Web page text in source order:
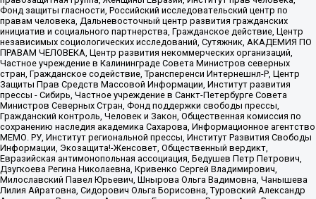
Фонд защиты гласности, Российский исследовательский центр по
правам человека, Дальневосточный центр развития гражданских
инициатив и социального партнерства, Гражданское действие, Центр
независимых социологических исследований, Сутяжник, АКАДЕМИЯ ПО
ПРАВАМ ЧЕЛОВЕКА, Центр развития некоммерческих организаций,
Частное учреждение в Калининграде Совета Министров северных
стран, Гражданское содействие, Трансперенси Интернешнл-Р, Центр
Защиты Прав Средств Массовой Информации, Институт развития
прессы - Сибирь, Частное учреждение в Санкт-Петербурге Совета
Министров Северных Стран, Фонд поддержки свободы прессы,
Гражданский контроль, Человек и Закон, Общественная комиссия по
сохранению наследия академика Сахарова, Информационное агентство
МЕМО. РУ, Институт региональной прессы, Институт Развития Свободы
Информации, Экозащита!-Женсовет, Общественный вердикт,
Евразийская антимонопольная ассоциация, Бедушев Петр Петрович,
Дзугкоева Регина Николаевна, Кривенко Сергей Владимирович,
Милославский Павел Юрьевич, Шнырова Ольга Вадимовна, Чанышева
Лилия Айратовна, Сидорович Ольга Борисовна, Туровский Александр